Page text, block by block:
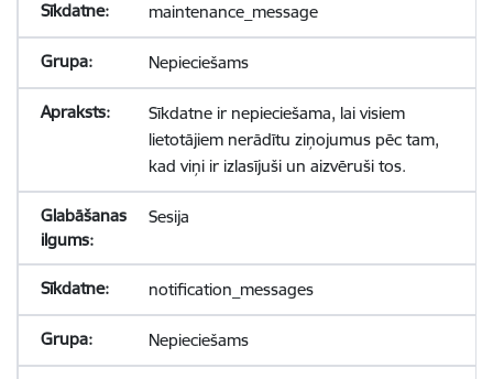
maintenance_message
Nepieciešams
Sīkdatne ir nepieciešama, lai visiem
lietotājiem nerādītu ziņojumus pēc tam,
kad viņi ir izlasījuši un aizvēruši tos.
Sesija
notification_messages
Nepieciešams